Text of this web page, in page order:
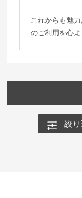
これからも魅
のご利用を心よ
絞